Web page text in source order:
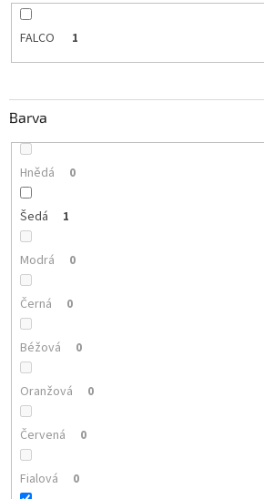
FALCO 1
Barva
Hnědá 0
Šedá 1
Modrá 0
Černá 0
Béžová 0
Oranžová 0
Červená 0
Fialová 0